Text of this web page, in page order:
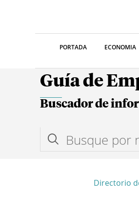
PORTADA ECONOMIA
Guía de
Buscador de
Directorio